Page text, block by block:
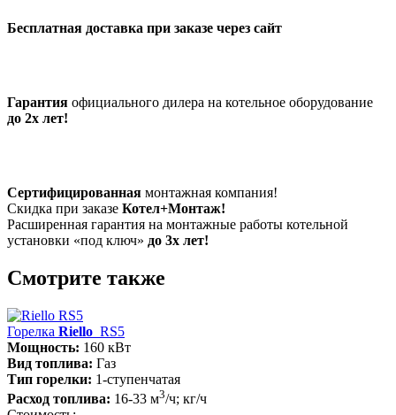
Бесплатная доставка при заказе через сайт
Гарантия официального дилера на котельное оборудование
до 2х лет!
Сертифицированная монтажная компания!
Скидка при заказе Котел+Монтаж!
Расширенная гарантия на монтажные работы котельной
установки «под ключ» до 3х лет!
Смотрите также
Горелка Riello RS5
Мощность: 160 кВт
Вид топлива: Газ
Тип горелки: 1-ступенчатая
Расход топлива: 16-33 м3/ч; кг/ч